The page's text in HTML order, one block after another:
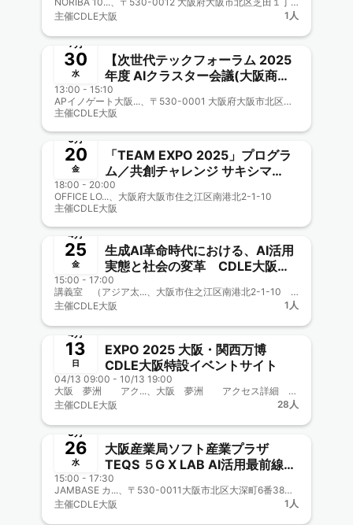
力 新メンターにJDLA理事 南
野克則氏招聘！
主催CDLE大阪 1人
終了
7月
30
水
【次世代テックフォーラム 2025
年度 AIクラスター会議(大阪商工
会議所主催)兼CDLE大阪
Meetup#47】
13:00 - 15:10
APイノゲート大阪...、〒530-0001 大阪府大阪市北区梅田3-2−123 イノゲート大阪 11F
主催CDLE大阪
終了
6月
20
金
「TEAM EXPO 2025」プログラ
ム／共創チャレンジ サキシマ
meets！に参加しよう【CDLE大
阪Meetup#46】
18:00 - 20:00
OFFICE LO...、大阪府大阪市住之江区南港北2-1-10
主催CDLE大阪
終了
4月
25
金
生成AI革命時代における、AI活用
実態と社会の変革 CDLE大阪
Meetup＃45
15:00 - 17:00
講義室 （アジア太...、大阪市住之江区南港北2-1-10 アジア太平洋トレードセンター（ATC）内 ITM棟6階 （ニュートラム南港ポートタウン線 トレードセンター前駅下車） https://teqs.jp/about_us/access.php/
主催CDLE大阪 1人
終了
4月
13
日
EXPO 2025 大阪・関西万博
CDLE大阪特設イベントサイト
04/13 09:00 - 10/13 19:00
大阪 夢洲 アク...、大阪 夢洲 アクセス詳細 https://www.transport.expo2025.or.jp/route/metro/?_gl=1*zko8e6*_gcl_au*MTg0MDg5NzAwMi4xNzQwODAyMjgy
主催CDLE大阪 28人
終了
3月
26
水
大阪産業局ソフト産業プラザ
TEQS ５G X LAB AI活用最前線
CDLE大阪・福岡
Meetup#44（検討・調整中）
15:00 - 17:30
JAMBASE カ...、〒530-0011大阪市北区大深町6番38号 グラングリーン大阪内）
主催CDLE大阪 1人
終了